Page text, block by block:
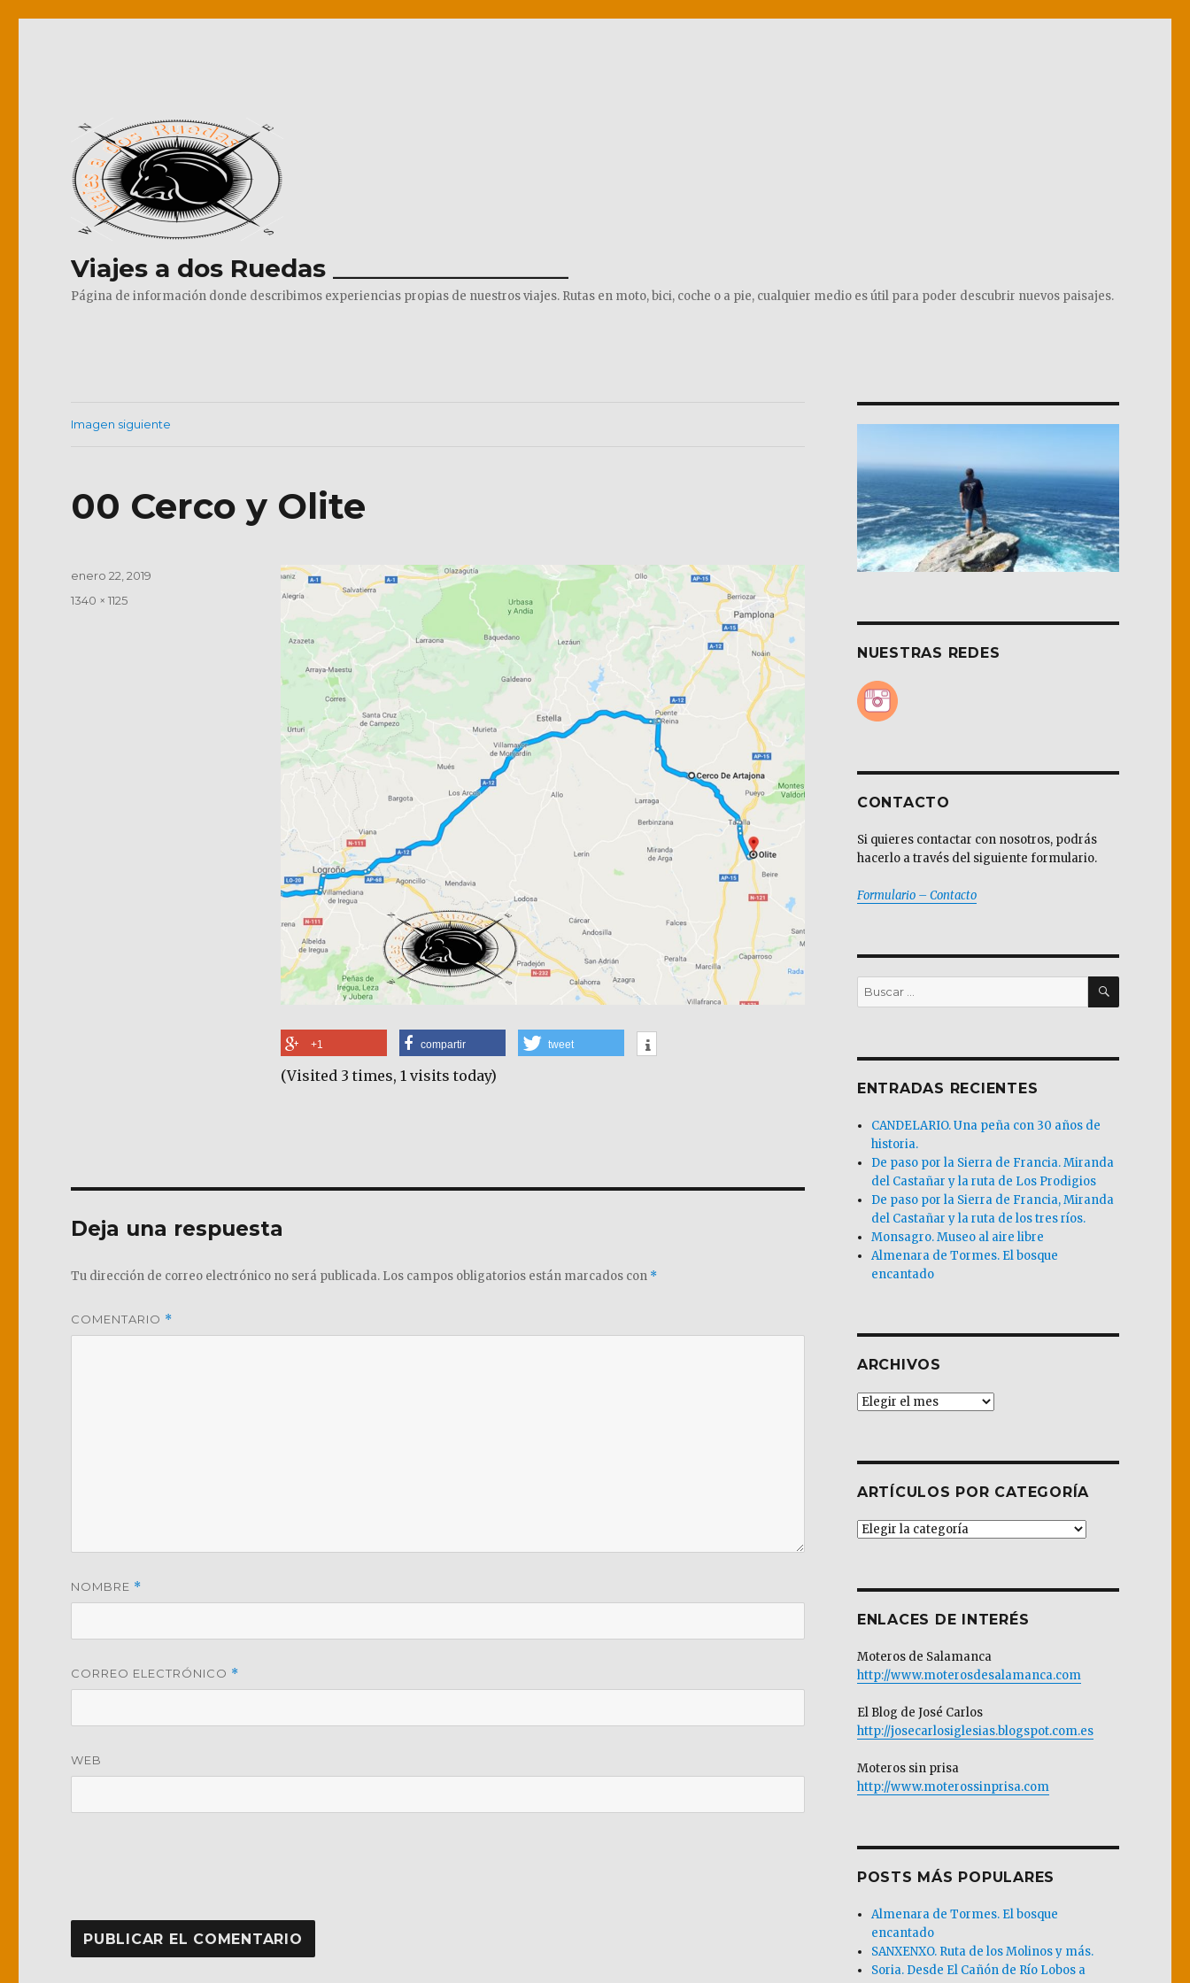
Viajes a dos Ruedas ___________________
Página de información donde describimos experiencias propias de nuestros viajes. Rutas en moto, bici, coche o a pie, cualquier medio es útil para poder descubrir nuevos paisajes.
Imagen siguiente
00 Cerco y Olite
+1 compartir tweet
(Visited 3 times, 1 visits today)
Publicado
enero 22, 2019
Tamaño
1340 × 1125
Deja una respuesta
Tu dirección de correo electrónico no será publicada. Los campos obligatorios están marcados con *
COMENTARIO *
NOMBRE *
CORREO ELECTRÓNICO *
WEB
NUESTRAS REDES
CONTACTO
Si quieres contactar con nosotros, podrás
hacerlo a través del siguiente formulario.
Formulario – Contacto
Buscar
por:
BUSCAR
ENTRADAS RECIENTES
CANDELARIO. Una peña con 30 años de
historia.
De paso por la Sierra de Francia. Miranda
del Castañar y la ruta de Los Prodigios
De paso por la Sierra de Francia, Miranda
del Castañar y la ruta de los tres ríos.
Monsagro. Museo al aire libre
Almenara de Tormes. El bosque
encantado
ARCHIVOS
Archivos
ARTÍCULOS POR CATEGORÍA
Artículos
ENLACES DE INTERÉS
Moteros de Salamanca
http://www.moterosdesalamanca.com
El Blog de José Carlos
http://josecarlosiglesias.blogspot.com.es
Moteros sin prisa
http://www.moterossinprisa.com
POSTS MÁS POPULARES
Almenara de Tormes. El bosque
encantado
SANXENXO. Ruta de los Molinos y más.
Soria. Desde El Cañón de Río Lobos a